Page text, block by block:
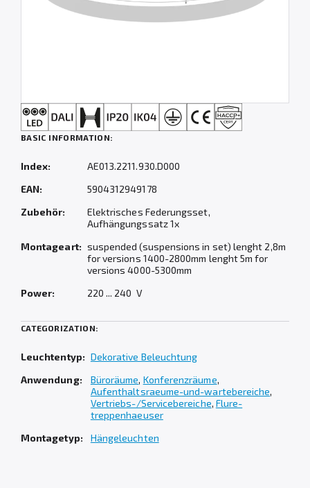
BASIC INFORMATION:
Index:
AE013.2211.930.D000
EAN:
5904312949178
Zubehör:
Elektrisches Federungsset,
Aufhängungssatz 1x
Montageart: suspended (suspensions in set) lenght 2,8m
for versions 1400-2800mm lenght 5m for
versions 4000-5300mm
Power:
220 ... 240 V
CATEGORIZATION:
Leuchtentyp: Dekorative Beleuchtung
Anwendung:
Büroräume, Konferenzräume,
Aufenthaltsraeume-und-wartebereiche,
Vertriebs-/Servicebereiche, Flure-
treppenhaeuser
Montagetyp:
Hängeleuchten